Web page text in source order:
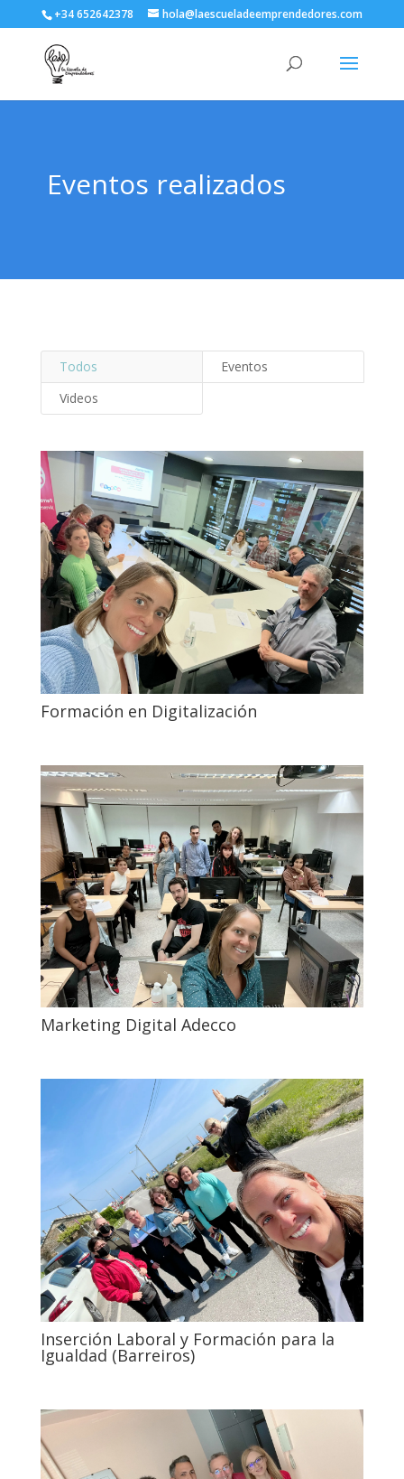
+34 652642378 hola@laescueladeemprendedores.com
Eventos realizados
Todos
Eventos
Videos
Formación en Digitalización
Marketing Digital Adecco
Inserción Laboral y Formación para la
Igualdad (Barreiros)